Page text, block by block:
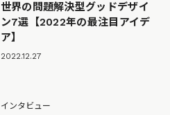
世界の問題解決型グッドデザイ
ン7選【2022年の最注目アイデ
ア】
2022.12.27
インタビュー